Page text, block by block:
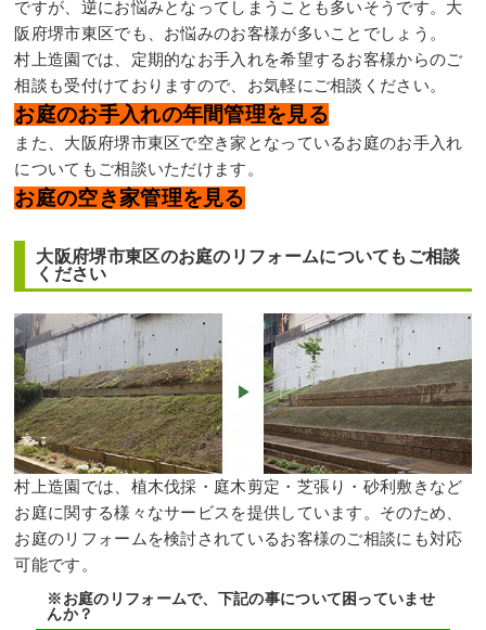
ですが、逆にお悩みとなってしまうことも多いそうです。大
阪府堺市東区でも、お悩みのお客様が多いことでしょう。
村上造園では、定期的なお手入れを希望するお客様からのご
相談も受付けておりますので、お気軽にご相談ください。
お庭のお手入れの年間管理を見る
また、大阪府堺市東区で空き家となっているお庭のお手入れ
についてもご相談いただけます。
お庭の空き家管理を見る
大阪府堺市東区のお庭のリフォームについてもご相談
ください
村上造園では、植木伐採・庭木剪定・芝張り・砂利敷きなど
お庭に関する様々なサービスを提供しています。そのため、
お庭のリフォームを検討されているお客様のご相談にも対応
可能です。
※お庭のリフォームで、下記の事について困っていませ
んか？